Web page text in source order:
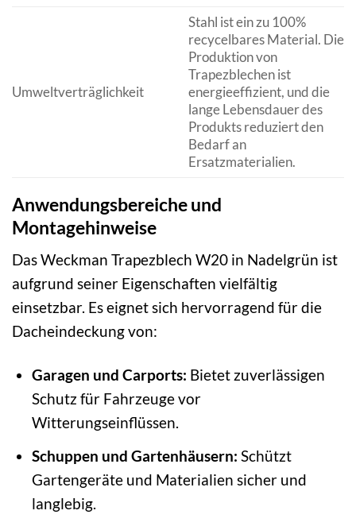
Umweltverträglichkeit
Stahl ist ein zu 100%
recycelbares Material. Die
Produktion von
Trapezblechen ist
energieeffizient, und die
lange Lebensdauer des
Produkts reduziert den
Bedarf an
Ersatzmaterialien.
Anwendungsbereiche und
Montagehinweise
Das Weckman Trapezblech W20 in Nadelgrün ist
aufgrund seiner Eigenschaften vielfältig
einsetzbar. Es eignet sich hervorragend für die
Dacheindeckung von:
Garagen und Carports: Bietet zuverlässigen
Schutz für Fahrzeuge vor
Witterungseinflüssen.
Schuppen und Gartenhäusern: Schützt
Gartengeräte und Materialien sicher und
langlebig.